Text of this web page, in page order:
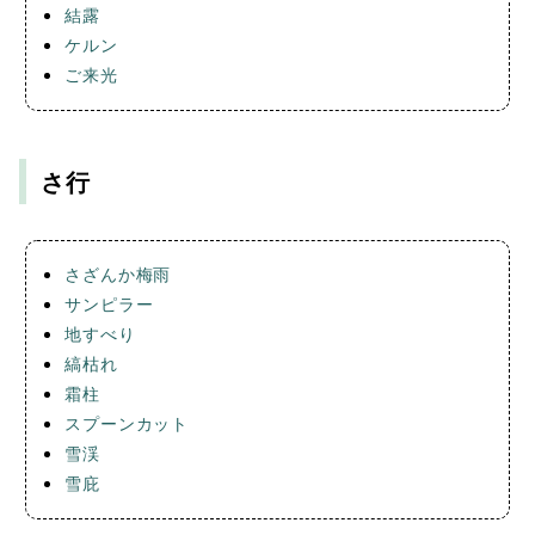
結露
ケルン
ご来光
さ行
さざんか梅雨
サンピラー
地すべり
縞枯れ
霜柱
スプーンカット
雪渓
雪庇